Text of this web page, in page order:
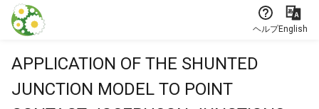
本文に飛ぶ
ヘルプEnglish
APPLICATION OF THE SHUNTED
JUNCTION MODEL TO POINT